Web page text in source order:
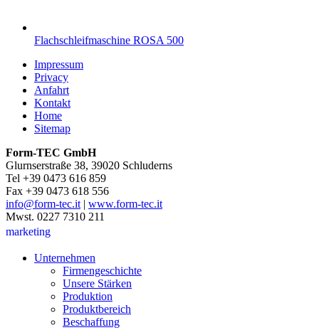
Flachschleifmaschine ROSA 500
Impressum
Privacy
Anfahrt
Kontakt
Home
Sitemap
Form-TEC GmbH
Glurnserstraße 38, 39020 Schluderns
Tel +39 0473 616 859
Fax +39 0473 618 556
info@form-tec.it| www.form-tec.it
Mwst. 0227 7310 211
marketing
Unternehmen
Firmengeschichte
Unsere Stärken
Produktion
Produktbereich
Beschaffung